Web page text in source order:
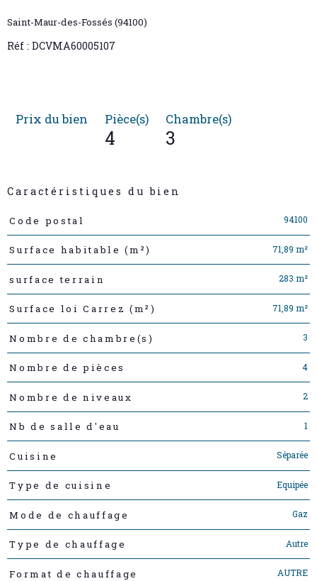
Saint-Maur-des-Fossés (94100)
Réf : DCVMA60005107
Prix du bien Pièce(s)
4
Chambre(s)
3
Caractéristiques du bien
Caractéristiques Valeurs
Code postal 94100
Surface habitable (m²) 71,89 m²
surface terrain 283 m²
Surface loi Carrez (m²) 71,89 m²
Nombre de chambre(s) 3
Nombre de pièces 4
Nombre de niveaux 2
Nb de salle d'eau 1
Cuisine Séparée
Type de cuisine Equipée
Mode de chauffage Gaz
Type de chauffage Autre
Format de chauffage AUTRE